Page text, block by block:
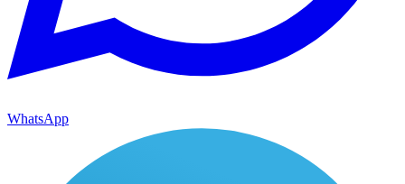
WhatsApp